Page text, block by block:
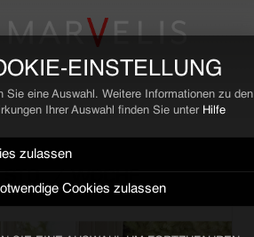
EINSTELLUNG
Sie eine Auswahl. Weitere Informationen zu den
Ihrer Auswahl finden Sie unter Hilfe
zulassen
Cookies zulassen
/ WOCHE